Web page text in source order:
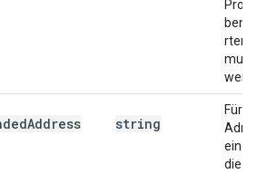
rten
string
Für
eine
die